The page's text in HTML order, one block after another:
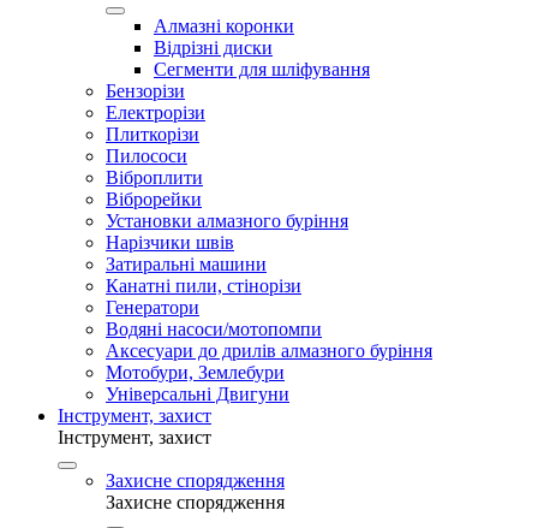
Алмазні коронки
Відрізні диски
Сегменти для шліфування
Бензорізи
Електрорізи
Плиткорізи
Пилососи
Віброплити
Віброрейки
Установки алмазного буріння
Нарізчики швів
Затиральні машини
Канатні пили, стінорізи
Генератори
Водяні насоси/мотопомпи
Аксесуари до дрилів алмазного буріння
Мотобури, Землебури
Універсальні Двигуни
Інструмент, захист
Інструмент, захист
Захисне спорядження
Захисне спорядження